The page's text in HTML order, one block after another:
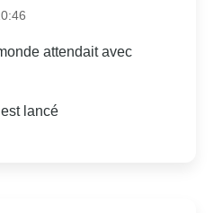
attendait avec
lancé